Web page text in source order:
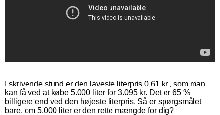
I skrivende stund er den laveste literpris 0,61 kr., som man
kan få ved at købe 5.000 liter for 3.095 kr. Det er 65 %
billigere end ved den højeste literpris. Så er spørgsmålet
bare, om 5.000 liter er den rette mængde for dig?